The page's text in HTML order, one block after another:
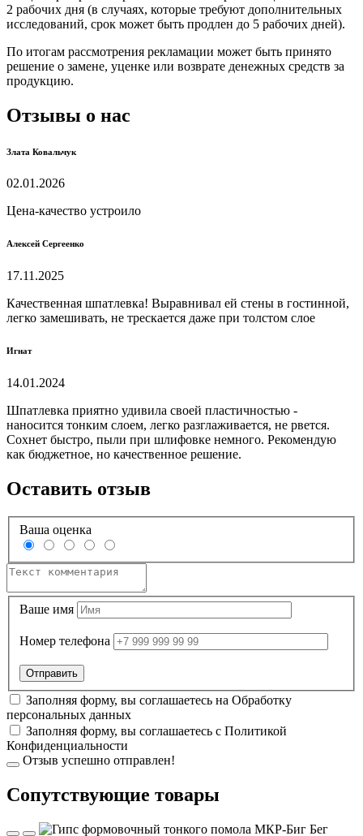
2 рабочих дня (в случаях, которые требуют дополнительных
исследований, срок может быть продлен до 5 рабочих дней).
По итогам рассмотрения рекламации может быть принято
решение о замене, уценке или возврате денежных средств за
продукцию.
Отзывы о нас
Злата Ковальчук
02.01.2026
Цена-качество устроило
Алексей Сергеенко
17.11.2025
Качественная шпатлевка! Выравнивал ей стены в гостинной,
легко замешивать, не трескается даже при толстом слое
Игнат
14.01.2024
Шпатлевка приятно удивила своей пластичностью -
наносится тонким слоем, легко разглаживается, не рвется.
Сохнет быстро, пыли при шлифовке немного. Рекомендую
как бюджетное, но качественное решение.
Оставить отзыв
Ваша оценка
Ваше имя
Номер телефона
Заполняя форму, вы соглашаетесь на Обработку
персональных данных
Заполняя форму, вы соглашаетесь с Политикой
Конфиденциальности
Отзыв успешно отправлен!
Cопутствующие товары